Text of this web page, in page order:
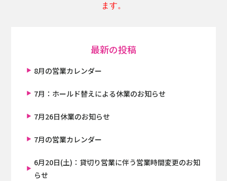
ます。
最新の投稿
8月の営業カレンダー
7月：ホールド替えによる休業のお知らせ
7月26日休業のお知らせ
7月の営業カレンダー
6月20日(土)：貸切り営業に伴う営業時間変更のお知
らせ